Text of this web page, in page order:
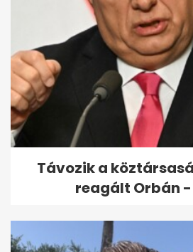
indítanak az
Távozik a
reagált Orbán -